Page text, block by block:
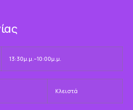
13:30μ.μ.–10:00μ.μ.
Κλειστά